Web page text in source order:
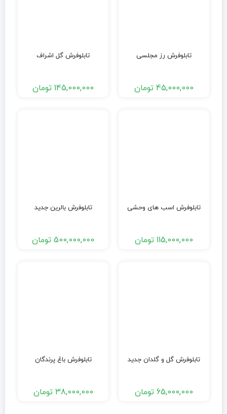
تابلوفرش رز مجلسی
45,000,000 تومان
تابلوفرش گل اشراف
145,000,000 تومان
تابلوفرش اسب های وحشی
115,000,000 تومان
تابلوفرش بالرین جدید
500,000,000 تومان
تابلوفرش گل و گلدان جدید
65,000,000 تومان
تابلوفرش باغ پرندگان
38,000,000 تومان